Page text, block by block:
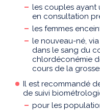
les couples ayant
en consultation
les femmes
le nouveau-né,
dans le sang du
chlordéconémie
cours de la
Il est recommandé
de suivi
pour les